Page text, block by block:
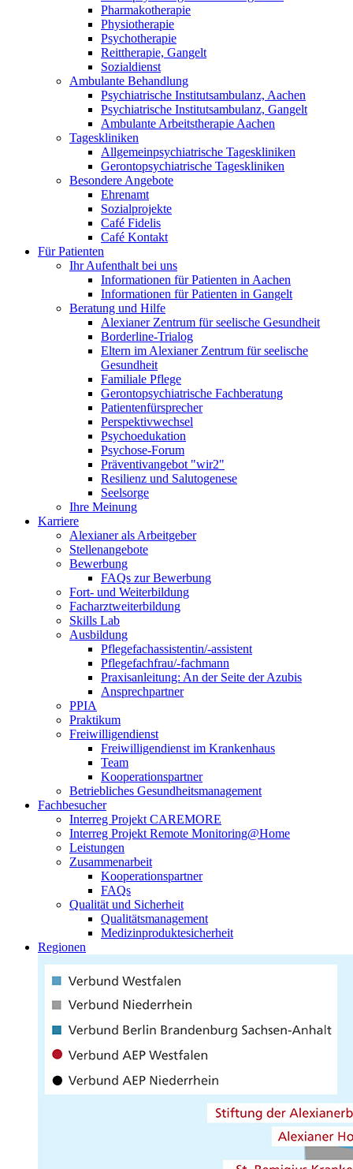
Pharmakotherapie
Physiotherapie
Psychotherapie
Reittherapie, Gangelt
Sozialdienst
Ambulante Behandlung
Psychiatrische Institutsambulanz, Aachen
Psychiatrische Institutsambulanz, Gangelt
Ambulante Arbeitstherapie Aachen
Tageskliniken
Allgemeinpsychiatrische Tageskliniken
Gerontopsychiatrische Tageskliniken
Besondere Angebote
Ehrenamt
Sozialprojekte
Café Fidelis
Café Kontakt
Für Patienten
Ihr Aufenthalt bei uns
Informationen für Patienten in Aachen
Informationen für Patienten in Gangelt
Beratung und Hilfe
Alexianer Zentrum für seelische Gesundheit
Borderline-Trialog
Eltern im Alexianer Zentrum für seelische
Gesundheit
Familiale Pflege
Gerontopsychiatrische Fachberatung
Patientenfürsprecher
Perspektivwechsel
Psychoedukation
Psychose-Forum
Präventivangebot "wir2"
Resilienz und Salutogenese
Seelsorge
Ihre Meinung
Karriere
Alexianer als Arbeitgeber
Stellenangebote
Bewerbung
FAQs zur Bewerbung
Fort- und Weiterbildung
Facharztweiterbildung
Skills Lab
Ausbildung
Pflegefachassistentin/-assistent
Pflegefachfrau/-fachmann
Praxisanleitung: An der Seite der Azubis
Ansprechpartner
PPIA
Praktikum
Freiwilligendienst
Freiwilligendienst im Krankenhaus
Team
Kooperationspartner
Betriebliches Gesundheitsmanagement
Fachbesucher
Interreg Projekt CAREMORE
Interreg Projekt Remote Monitoring@Home
Leistungen
Zusammenarbeit
Kooperationspartner
FAQs
Qualität und Sicherheit
Qualitätsmanagement
Medizinproduktesicherheit
Regionen